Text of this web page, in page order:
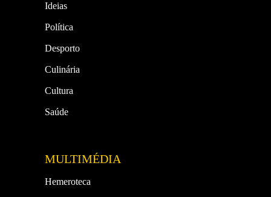
Ideias
Política
Desporto
Culinária
Cultura
Saúde
MULTIMÉDIA
Hemeroteca